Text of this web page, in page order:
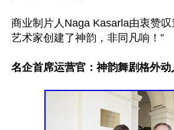
商业制片人Naga Kasarla由衷赞叹
艺术家创建了神韵，非同凡响！”
名企首席运营官：神韵舞剧格外动